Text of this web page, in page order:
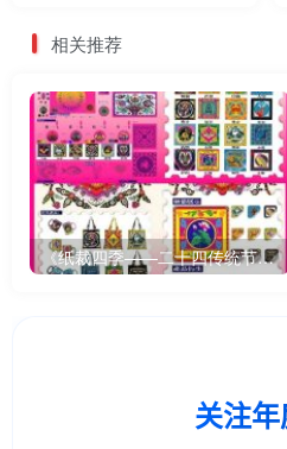
相关推荐
《纸裁四季——二十四传统节气文创设计》